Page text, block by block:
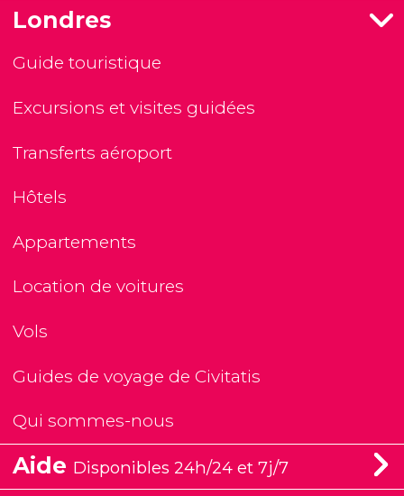
Londres
Guide touristique
Excursions et visites guidées
Transferts aéroport
Hôtels
Appartements
Location de voitures
Vols
Guides de voyage de Civitatis
Qui sommes-nous
Aide Disponibles 24h/24 et 7j/7